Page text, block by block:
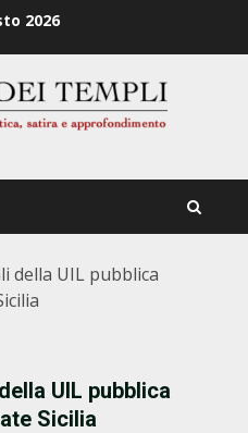
2026
della UIL pubblica
UIL pubblica
Sicilia